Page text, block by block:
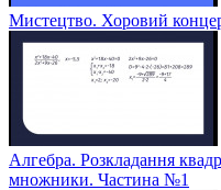
Мистецтво. Хоровий
Алгебра. Розкладання
множники. Частина №1